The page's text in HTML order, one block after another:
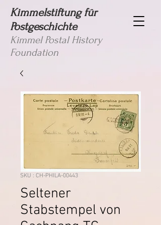
Kimmelstiftung für
Postgeschichte
Kimmel Postal History
Foundation
SKU : CH-PHILA-00443
Seltener
Stabstempel von